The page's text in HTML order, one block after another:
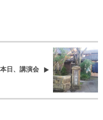
本日、講演会